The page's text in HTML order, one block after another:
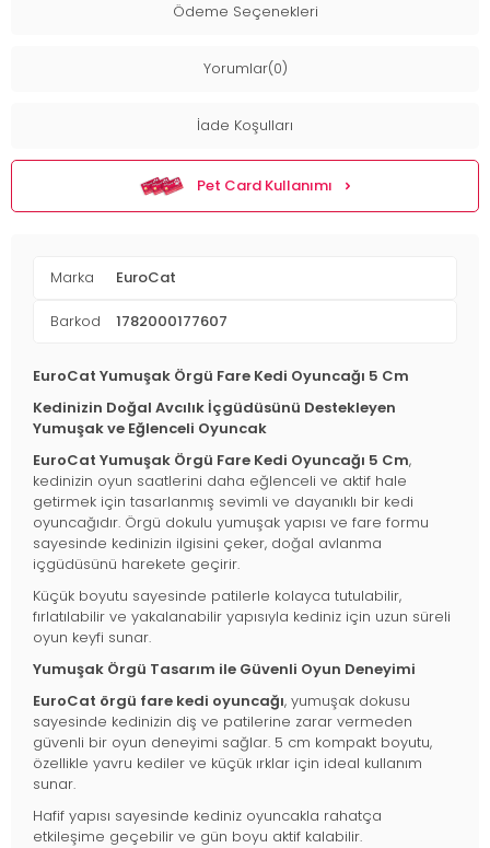
Ödeme Seçenekleri
Yorumlar(0)
İade Koşulları
Pet Card Kullanımı
Marka EuroCat
Barkod 1782000177607
EuroCat Yumuşak Örgü Fare Kedi Oyuncağı 5 Cm
Kedinizin Doğal Avcılık İçgüdüsünü Destekleyen
Yumuşak ve Eğlenceli Oyuncak
EuroCat Yumuşak Örgü Fare Kedi Oyuncağı 5 Cm,
kedinizin oyun saatlerini daha eğlenceli ve aktif hale
getirmek için tasarlanmış sevimli ve dayanıklı bir kedi
oyuncağıdır. Örgü dokulu yumuşak yapısı ve fare formu
sayesinde kedinizin ilgisini çeker, doğal avlanma
içgüdüsünü harekete geçirir.
Küçük boyutu sayesinde patilerle kolayca tutulabilir,
fırlatılabilir ve yakalanabilir yapısıyla kediniz için uzun süreli
oyun keyfi sunar.
Yumuşak Örgü Tasarım ile Güvenli Oyun Deneyimi
EuroCat örgü fare kedi oyuncağı, yumuşak dokusu
sayesinde kedinizin diş ve patilerine zarar vermeden
güvenli bir oyun deneyimi sağlar. 5 cm kompakt boyutu,
özellikle yavru kediler ve küçük ırklar için ideal kullanım
sunar.
Hafif yapısı sayesinde kediniz oyuncakla rahatça
etkileşime geçebilir ve gün boyu aktif kalabilir.